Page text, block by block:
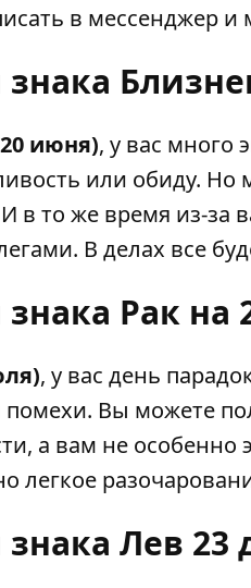
в мессенджер и
знака
июня), у вас
или обиду. Но
в то же время из-за
В делах все
Рак на
, у вас день
Вы можете
а вам не особенно
легкое
Лев 23